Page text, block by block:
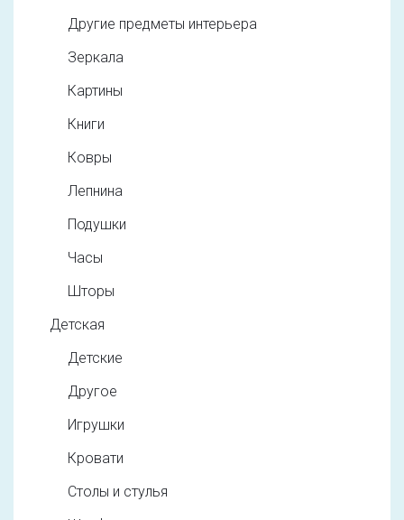
Другие предметы интерьера
Зеркала
Картины
Книги
Ковры
Лепнина
Подушки
Часы
Шторы
Детская
Детские
Другое
Игрушки
Кровати
Столы и стулья